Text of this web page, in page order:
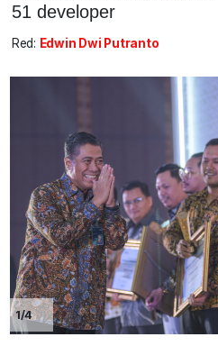
51 developer
Red: Edwin Dwi Putranto
1/4